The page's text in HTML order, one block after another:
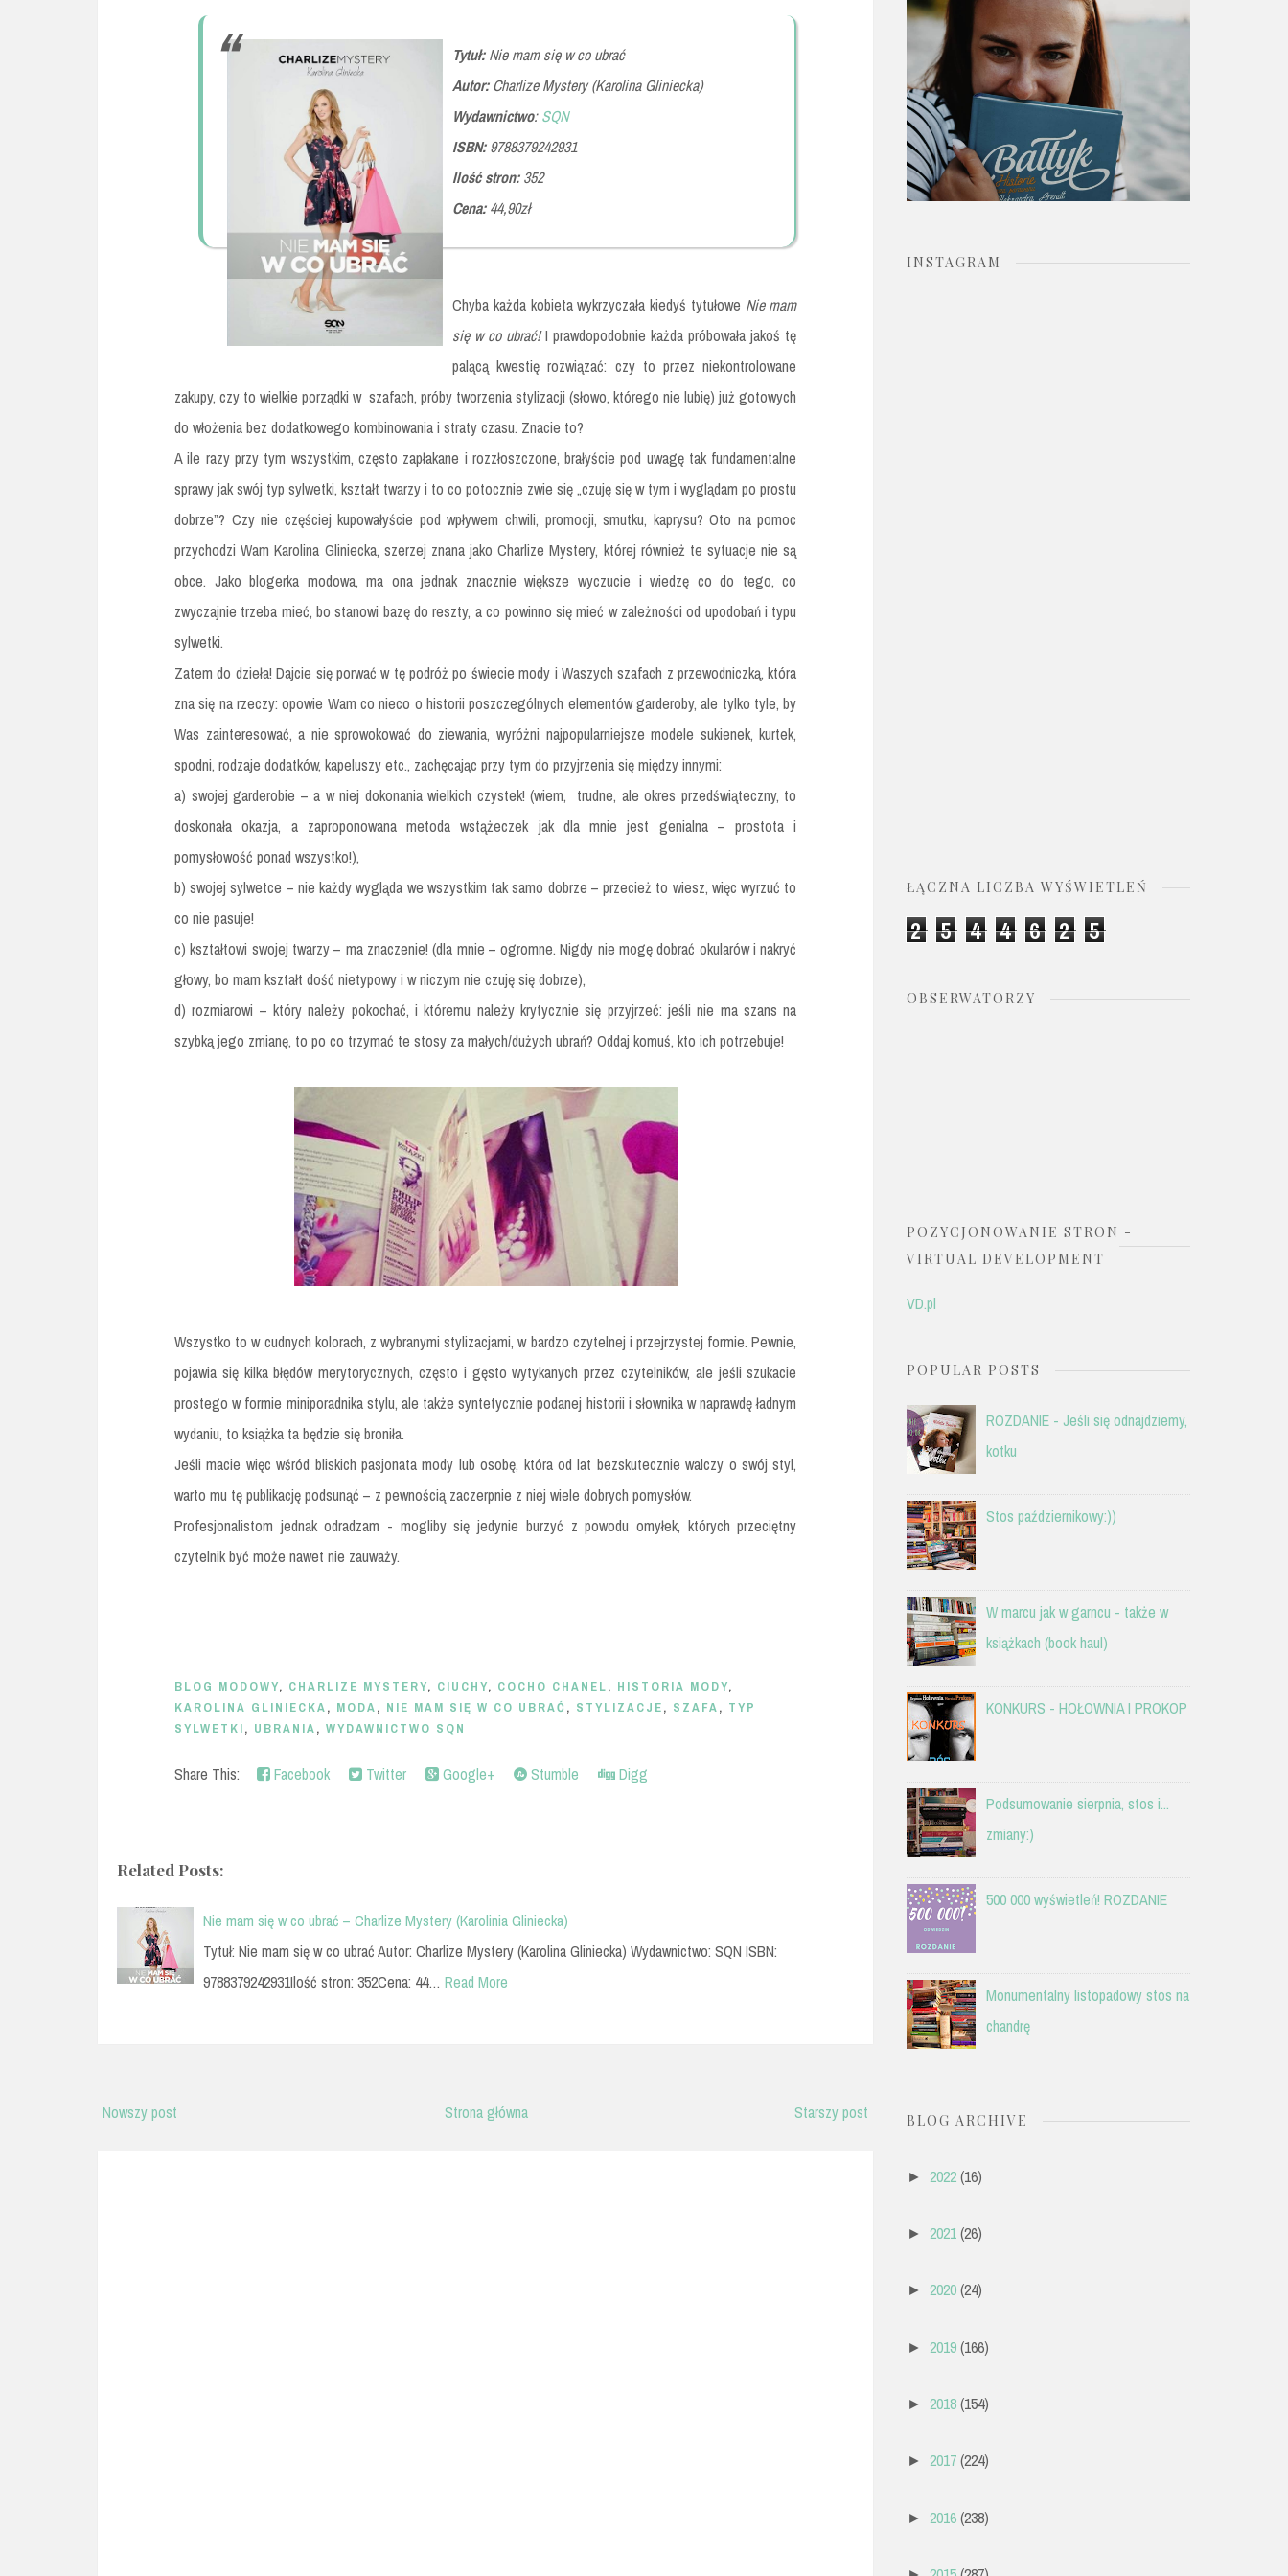
Tytuł:Nie mam się w co ubrać
Autor:Charlize Mystery (Karolina Gliniecka)
Wydawnictwo:SQN
ISBN:9788379242931
Ilość stron:352
Cena:44,90zł
Chyba każda kobieta wykrzyczała kiedyś tytułowe Nie mam
się w co ubrać!I prawdopodobnie każda próbowała jakoś tę
palącą kwestię rozwiązać: czy to przez niekontrolowane
zakupy, czy to wielkie porządki w szafach, próby tworzenia stylizacji (słowo, którego nie lubię) już gotowych
do włożenia bez dodatkowego kombinowania i straty czasu. Znacie to?
A ile razy przy tym wszystkim, często zapłakane i rozzłoszczone, brałyście pod uwagę tak fundamentalne
sprawy jak swój typ sylwetki, kształt twarzy i to co potocznie zwie się „czuję się w tym i wyglądam po prostu
dobrze”? Czy nie częściej kupowałyście pod wpływem chwili, promocji, smutku, kaprysu? Oto na pomoc
przychodzi Wam Karolina Gliniecka, szerzej znana jako Charlize Mystery, której również te sytuacje nie są
obce. Jako blogerka modowa, ma ona jednak znacznie większe wyczucie i wiedzę co do tego, co
zwyczajnie trzeba mieć, bo stanowi bazę do reszty, a co powinno się mieć w zależności od upodobań i typu
sylwetki.
Zatem do dzieła! Dajcie się porwać w tę podróż po świecie mody i Waszych szafach z przewodniczką, która
zna się na rzeczy: opowie Wam co nieco o historii poszczególnych elementów garderoby, ale tylko tyle, by
Was zainteresować, a nie sprowokować do ziewania, wyróżni najpopularniejsze modele sukienek, kurtek,
spodni, rodzaje dodatków, kapeluszy etc., zachęcając przy tym do przyjrzenia się między innymi:
a) swojej garderobie – a w niej dokonania wielkich czystek! (wiem, trudne, ale okres przedświąteczny, to
doskonała okazja, a zaproponowana metoda wstążeczek jak dla mnie jest genialna – prostota i
pomysłowość ponad wszystko!),
b) swojej sylwetce – nie każdy wygląda we wszystkim tak samo dobrze – przecież to wiesz, więc wyrzuć to
co nie pasuje!
c) kształtowi swojej twarzy – ma znaczenie! (dla mnie – ogromne. Nigdy nie mogę dobrać okularów i nakryć
głowy, bo mam kształt dość nietypowy i w niczym nie czuję się dobrze),
d) rozmiarowi – który należy pokochać, i któremu należy krytycznie się przyjrzeć: jeśli nie ma szans na
szybką jego zmianę, to po co trzymać te stosy za małych/dużych ubrań? Oddaj komuś, kto ich potrzebuje!
Wszystko to w cudnych kolorach, z wybranymi stylizacjami, w bardzo czytelnej i przejrzystej formie. Pewnie,
pojawia się kilka błędów merytorycznych, często i gęsto wytykanych przez czytelników, ale jeśli szukacie
prostego w formie miniporadnika stylu, ale także syntetycznie podanej historii i słownika w naprawdę ładnym
wydaniu, to książka ta będzie się broniła.
Jeśli macie więc wśród bliskich pasjonata mody lub osobę, która od lat bezskutecznie walczy o swój styl,
warto mu tę publikację podsunąć – z pewnością zaczerpnie z niej wiele dobrych pomysłów.
Profesjonalistom jednak odradzam - mogliby się jedynie burzyć z powodu omyłek, których przeciętny
czytelnik być może nawet nie zauważy.
BLOG MODOWY, CHARLIZE MYSTERY, CIUCHY, COCHO CHANEL, HISTORIA MODY,
KAROLINA GLINIECKA, MODA, NIE MAM SIĘ W CO UBRAĆ , STYLIZACJE, SZAFA, TYP
SYLWETKI, UBRANIA, WYDAWNICTWO SQN
Share This: Facebook Twitter Google+ Stumble Digg
Related Posts:
Nie mam się w co ubrać – Charlize Mystery (Karolinia Gliniecka)
Tytuł: Nie mam się w co ubrać Autor: Charlize Mystery (Karolina Gliniecka) Wydawnictwo: SQN ISBN:
9788379242931Ilość stron: 352Cena: 44… Read More
Nowszy post Starszy post
Strona główna
o
r
:
INSTAGRAM
ŁĄCZNA LICZBA WYŚWIETLEŃ
2 5 4 4 6 2 5
OBSERWATORZY
POZYCJONOWANIE STRON -
VIRTUAL DEVELOPMENT
VD.pl
POPULAR POSTS
ROZDANIE - Jeśli się odnajdziemy,
kotku
Stos październikowy:))
W marcu jak w garncu - także w
książkach (book haul)
KONKURS - HOŁOWNIA I PROKOP
Podsumowanie sierpnia, stos i...
zmiany:)
500 000 wyświetleń! ROZDANIE
Monumentalny listopadowy stos na
chandrę
BLOG ARCHIVE
► 2022 (16)
► 2021 (26)
► 2020 (24)
► 2019 (166)
► 2018 (154)
► 2017 (224)
► 2016 (238)